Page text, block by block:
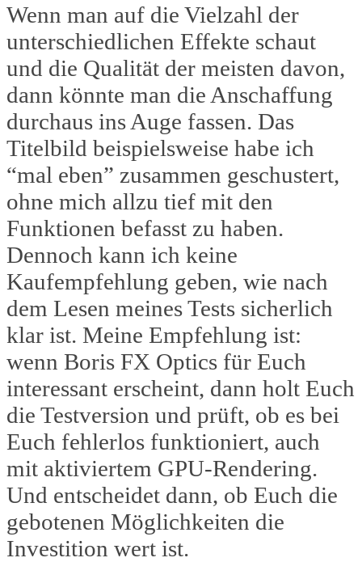
Wenn man auf die Vielzahl der
unterschiedlichen Effekte schaut
und die Qualität der meisten davon,
dann könnte man die Anschaffung
durchaus ins Auge fassen. Das
Titelbild beispielsweise habe ich
“mal eben” zusammen geschustert,
ohne mich allzu tief mit den
Funktionen befasst zu haben.
Dennoch kann ich keine
Kaufempfehlung geben, wie nach
dem Lesen meines Tests sicherlich
klar ist. Meine Empfehlung ist:
wenn Boris FX Optics für Euch
interessant erscheint, dann holt Euch
die Testversion und prüft, ob es bei
Euch fehlerlos funktioniert, auch
mit aktiviertem GPU-Rendering.
Und entscheidet dann, ob Euch die
gebotenen Möglichkeiten die
Investition wert ist.